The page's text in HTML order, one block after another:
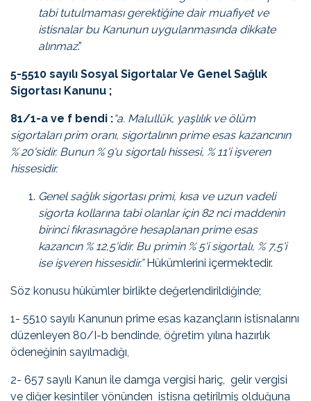
tabi tutulmaması gerektiğine dair muafiyet ve
istisnalar bu Kanunun uygulanmasında dikkate
alınmaz.”
5-5510 sayılı Sosyal Sigortalar Ve Genel Sağlık
Sigortası Kanunu ;
81/1-a ve f bendi :“a. Malullük, yaşlılık ve ölüm
sigortaları prim oranı, sigortalının prime esas kazancının
% 20'sidir. Bunun % 9'u sigortalı hissesi, % 11'i işveren
hissesidir.
Genel sağlık sigortası primi, kısa ve uzun vadeli
sigorta kollarına tabi olanlar için 82 nci maddenin
birinci fıkrasınagöre hesaplanan prime esas
kazancın % 12,5'idir. Bu primin % 5'i sigortalı, % 7,5'i
ise işveren hissesidir.” Hükümlerini içermektedir.
Söz konusu hükümler birlikte değerlendirildiğinde;
1- 5510 sayılı Kanunun prime esas kazançların istisnalarını
düzenleyen 80/I-b bendinde, öğretim yılına hazırlık
ödeneğinin sayılmadığı,
2- 657 sayılı Kanun ile damga vergisi hariç, gelir vergisi
ve diğer kesintiler yönünden istisna getirilmiş olduğuna